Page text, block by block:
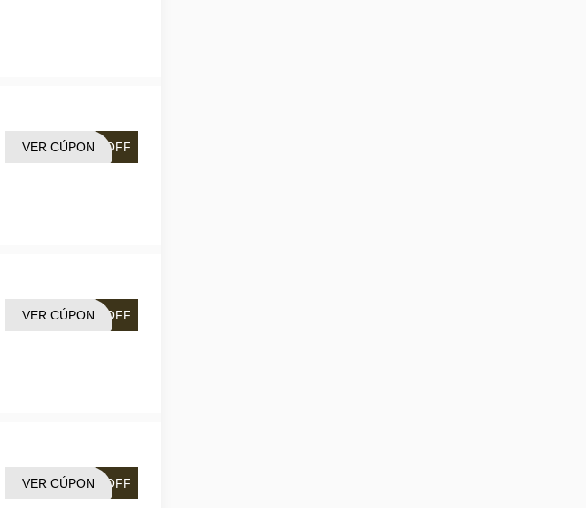
2OFF
VER CÚPON
0OFF
VER CÚPON
0OFF
VER CÚPON